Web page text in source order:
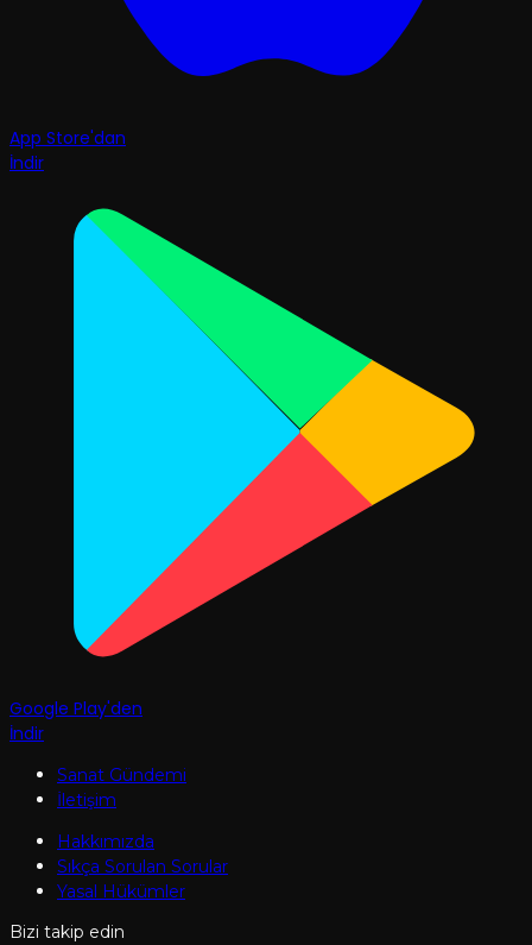
App Store'dan
İndir
Google Play'den
İndir
Sanat Gündemi
İletişim
Hakkımızda
Sıkça Sorulan Sorular
Yasal Hükümler
Bizi takip edin